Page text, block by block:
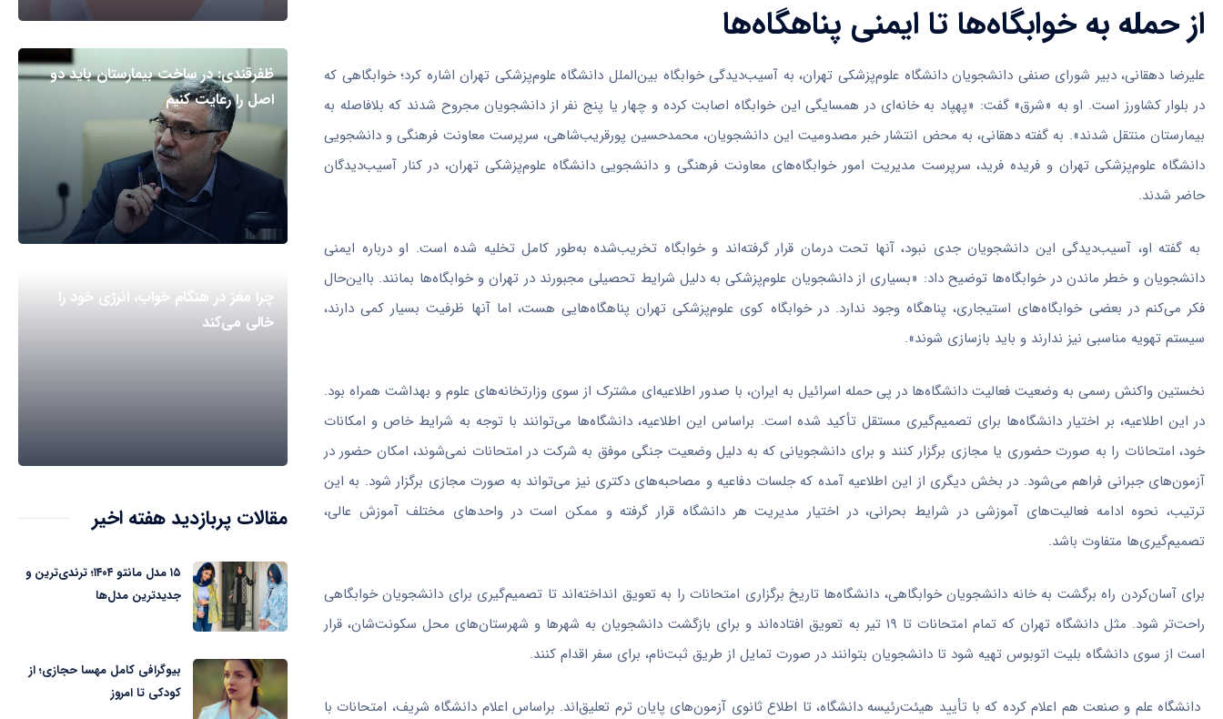
از حمله به خوابگاه‌ها تا ایمنی پناهگاه‌ها
علیرضا دهقانی، دبیر شورای صنفی دانشجویان دانشگاه علوم‌پزشکی تهران، به آسیب‌دیدگی خوابگاه بین‌الملل دانشگاه علوم‌پزشکی تهران اشاره کرد؛ خوابگاهی که
در بلوار کشاورز است. او به «شرق» گفت: «پهپاد به خانه‌ای در همسایگی این خوابگاه اصابت کرده و چهار یا پنج نفر از دانشجویان مجروح شدند که بلافاصله به
بیمارستان منتقل شدند». به گفته دهقانی، به محض انتشار خبر مصدومیت این دانشجویان، محمدحسین پورقریب‌شاهی، سرپرست معاونت فرهنگی و دانشجویی
دانشگاه علوم‌پزشکی تهران و فریده فرید، سرپرست مدیریت امور خوابگاه‌های معاونت فرهنگی و دانشجویی دانشگاه علوم‌پزشکی تهران، در کنار آسیب‌دیدگان
حاضر شدند.
به گفته او، آسیب‌دیدگی این دانشجویان جدی نبود، آنها تحت درمان قرار گرفته‌اند و خوابگاه تخریب‌شده به‌طور کامل تخلیه شده است. او درباره ایمنی
دانشجویان و خطر ماندن در خوابگاه‌ها توضیح داد: «بسیاری از دانشجویان علوم‌پزشکی به دلیل شرایط تحصیلی مجبورند در تهران و خوابگاه‌ها بمانند. با‌این‌حال
فکر می‌کنم در بعضی خوابگاه‌های استیجاری، پناهگاه وجود ندارد. در خوابگاه کوی علوم‌پزشکی تهران پناهگاه‌هایی هست، اما آنها ظرفیت بسیار کمی دارند،
سیستم تهویه مناسبی نیز ندارند و باید بازسازی شوند».
نخستین واکنش رسمی به وضعیت فعالیت دانشگاه‌ها در پی حمله اسرائیل به ایران، با صدور اطلاعیه‌ای مشترک از سوی وزارتخانه‌های علوم و بهداشت همراه بود.
در این اطلاعیه، بر اختیار دانشگاه‌ها برای تصمیم‌گیری مستقل تأکید شده است. بر‌اساس این اطلاعیه، دانشگاه‌ها می‌توانند با توجه به شرایط خاص و امکانات
خود، امتحانات را به صورت حضوری یا مجازی برگزار کنند و برای دانشجویانی که به دلیل وضعیت جنگی موفق به شرکت در امتحانات نمی‌شوند، امکان حضور در
آزمون‌های جبرانی فراهم می‌شود. در بخش دیگری از این اطلاعیه آمده که جلسات دفاعیه و مصاحبه‌های دکتری نیز می‌تواند به صورت مجازی برگزار شود. به این
ترتیب، نحوه ادامه فعالیت‌های آموزشی در شرایط بحرانی، در اختیار مدیریت هر دانشگاه قرار گرفته و ممکن است در واحد‌های مختلف آموزش عالی،
تصمیم‌گیری‌ها متفاوت باشد.
برای آسان‌کردن راه برگشت به خانه دانشجویان خوابگاهی، دانشگاه‌ها تاریخ برگزاری امتحانات را به تعویق انداخته‌اند تا تصمیم‌گیری برای دانشجویان خوابگاهی
راحت‌تر شود. مثل دانشگاه تهران که تمام امتحانات تا ۱۹ تیر به تعویق افتاده‌اند و برای بازگشت دانشجویان به شهر‌ها و شهرستان‌های محل سکونت‌شان، قرار
است از سوی دانشگاه بلیت اتوبوس تهیه شود تا دانشجویان بتوانند در صورت تمایل از طریق ثبت‌نام، برای سفر اقدام کنند.
دانشگاه علم و صنعت هم اعلام کرده که با تأیید هیئت‌رئیسه دانشگاه، تا اطلاع ثانوی آزمون‌های پایان ترم تعلیق‌اند. بر‌اساس اعلام دانشگاه شریف، امتحانات با
ظفرقندی: در ساخت بیمارستان باید دو
اصل را رعایت کنیم
چرا مغز در هنگام خواب، انرژی خود را
خالی می‌کند
مقالات پربازدید هفته اخیر
۱۵ مدل مانتو ۱۴۰۴؛ ترندی‌ترین و
جدیدترین مدل‌ها
بیوگرافی کامل مهسا حجازی؛ از
کودکی تا امروز